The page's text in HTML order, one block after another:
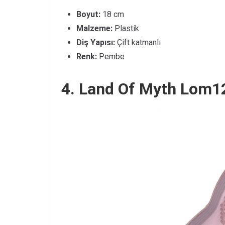
Boyut: 18 cm
Malzeme: Plastik
Diş Yapısı: Çift katmanlı
Renk: Pembe
4. Land Of Myth